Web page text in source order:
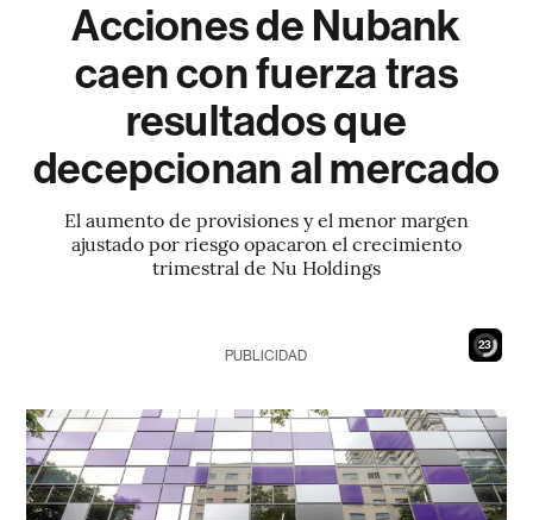
Acciones de Nubank
caen con fuerza tras
resultados que
decepcionan al mercado
El aumento de provisiones y el menor margen
ajustado por riesgo opacaron el crecimiento
trimestral de Nu Holdings
21
PUBLICIDAD